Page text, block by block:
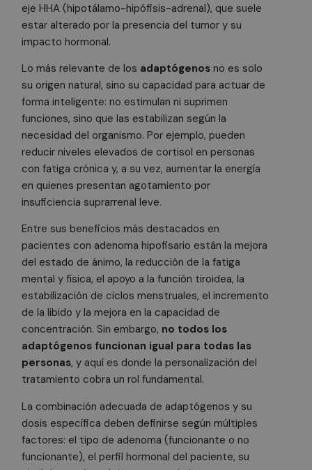
eje HHA (hipotálamo-hipófisis-adrenal), que suele
estar alterado por la presencia del tumor y su
impacto hormonal.
Lo más relevante de los adaptógenos no es solo
su origen natural, sino su capacidad para actuar de
forma inteligente: no estimulan ni suprimen
funciones, sino que las estabilizan según la
necesidad del organismo. Por ejemplo, pueden
reducir niveles elevados de cortisol en personas
con fatiga crónica y, a su vez, aumentar la energía
en quienes presentan agotamiento por
insuficiencia suprarrenal leve.
Entre sus beneficios más destacados en
pacientes con adenoma hipofisario están la mejora
del estado de ánimo, la reducción de la fatiga
mental y física, el apoyo a la función tiroidea, la
estabilización de ciclos menstruales, el incremento
de la libido y la mejora en la capacidad de
concentración. Sin embargo, no todos los
adaptógenos funcionan igual para todas las
personas, y aquí es donde la personalización del
tratamiento cobra un rol fundamental.
La combinación adecuada de adaptógenos y su
dosis específica deben definirse según múltiples
factores: el tipo de adenoma (funcionante o no
funcionante), el perfil hormonal del paciente, su
Cookies de preferencias
Cookies de funcionalidad
Las cookies estrictamente necesarias permiten la
funcionalidad principal del sitio web, como el inicio
de sesión de usuario y la gestión de cuentas. El sitio
web no se puede utilizar correctamente sin las
cookies estrictamente necesarias.
Proveedor Dominio
PHPSESSID
.doctorhealonline.com
3 meses
CookieScriptConsent
CookieScript
Política de Privacidad de Google